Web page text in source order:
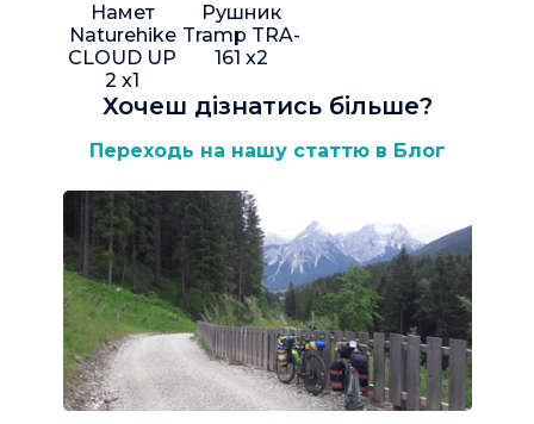
Намет
Naturehike
CLOUD UP
2 x1
Рушник
Tramp TRA-
161 x2
Хочеш дізнатись більше?
Переходь на нашу статтю в Блог